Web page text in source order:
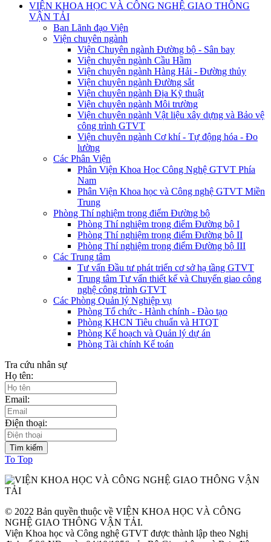
VIỆN KHOA HỌC VÀ CÔNG NGHỆ GIAO THÔNG
VẬN TẢI
Ban Lãnh đạo Viện
Viện chuyên ngành
Viện Chuyên ngành Đường bộ - Sân bay
Viện chuyên ngành Cầu Hầm
Viện chuyên ngành Hàng Hải - Đường thủy
Viện chuyên ngành Đường sắt
Viện chuyên ngành Địa Kỹ thuật
Viện chuyên ngành Môi trường
Viện chuyên ngành Vật liệu xây dựng và Bảo vệ
công trình GTVT
Viện chuyên ngành Cơ khí - Tự động hóa - Đo
lường
Các Phân Viện
Phân Viện Khoa Học Công Nghệ GTVT Phía
Nam
Phân Viện Khoa học và Công nghệ GTVT Miền
Trung
Phòng Thí nghiệm trọng điểm Đường bộ
Phòng Thí nghiệm trọng điểm Đường bộ I
Phòng Thí nghiệm trọng điểm Đường bộ II
Phòng Thí nghiệm trọng điểm Đường bộ III
Các Trung tâm
Tư vấn Đầu tư phát triển cơ sở hạ tầng GTVT
Trung tâm Tư vấn thiết kế và Chuyển giao công
nghệ công trình GTVT
Các Phòng Quản lý Nghiệp vụ
Phòng Tổ chức - Hành chính - Đào tạo
Phòng KHCN Tiêu chuẩn và HTQT
Phòng Kế hoạch và Quản lý dự án
Phòng Tài chính Kế toán
Tra cứu nhân sự
Họ tên:
Email:
Điện thoại:
To Top
© 2022 Bản quyền thuộc về VIỆN KHOA HỌC VÀ CÔNG
NGHỆ GIAO THÔNG VẬN TẢI.
Viện Khoa học và Công nghệ GTVT được thành lập theo Nghị